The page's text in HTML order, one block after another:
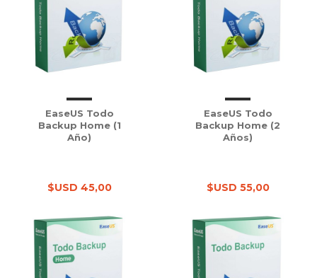
EaseUS Todo
Backup Home (1
Año)
$USD 45,00
EaseUS Todo
Backup Home (2
Años)
$USD 55,00